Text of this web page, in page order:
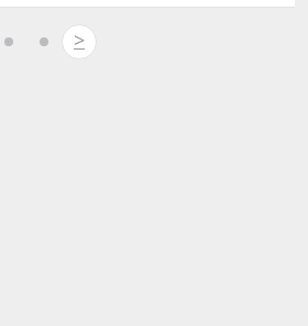
種模式的改良根本效果不大，因為開
而所用的參數仍然不變，那根本沒有
>